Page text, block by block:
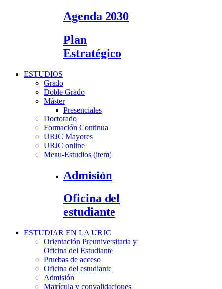
Agenda 2030
Plan
Estratégico
ESTUDIOS
Grado
Doble Grado
Máster
Presenciales
Doctorado
Formación Continua
URJC Mayores
URJC online
Menu-Estudios (item)
Admisión
Oficina del
estudiante
ESTUDIAR EN LA URJC
Orientación Preuniversitaria y
Oficina del Estudiante
Pruebas de acceso
Oficina del estudiante
Admisión
Matrícula y convalidaciones